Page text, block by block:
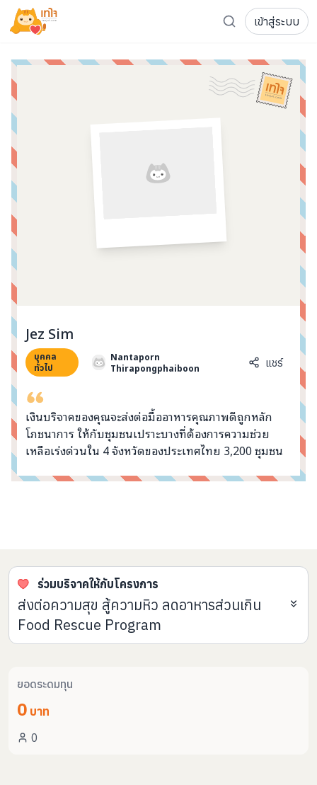
รู้จักเทใจ
เกี่ยวกับเรา
ความเคลื่อนไหว
ผู้บริจาค
การลดหย่อนภาษี
แฟนคลับศิลปิน
FAQ ผู้บริจาค
FAQ เจ้าของโครงการ
ติดต่อเรา
COCON (ห้อง 304) ชั้น 3 อาคาร The Season Mall 899
นโยบายความเป็นส่วนตัว
ภาษา:
เข้าสู่ระบบ
Jez Sim
บุคคล
ทั่วไป
Nantaporn
Thirapongphaiboon
แชร์
เงินบริจาคของคุณจะส่งต่อมื้ออาหารคุณภาพดีถูกหลัก
โภชนาการ ให้กับชุมชนเปราะบางที่ต้องการความช่วย
เหลือเร่งด่วนใน 4 จังหวัดของประเทศไทย 3,200 ชุมชน
ร่วมบริจาคให้กับโครงการ
ส่งต่อความสุข สู้ความหิว ลดอาหารส่วนเกิน
Food Rescue Program
ยอดระดมทุน
0 บาท
0